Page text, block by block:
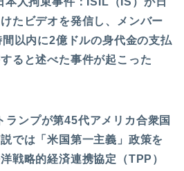
たビデオを発信し、メンバー
以内に2億ドルの身代金の支払
ると述べた事件が起こった
ランプが第45代アメリカ合衆国
では「米国第一主義」政策を
戦略的経済連携協定（TPP）